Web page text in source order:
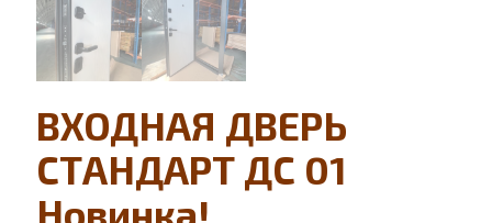
ВХОДНАЯ ДВЕРЬ
СТАНДАРТ ДС 01
Новинка!